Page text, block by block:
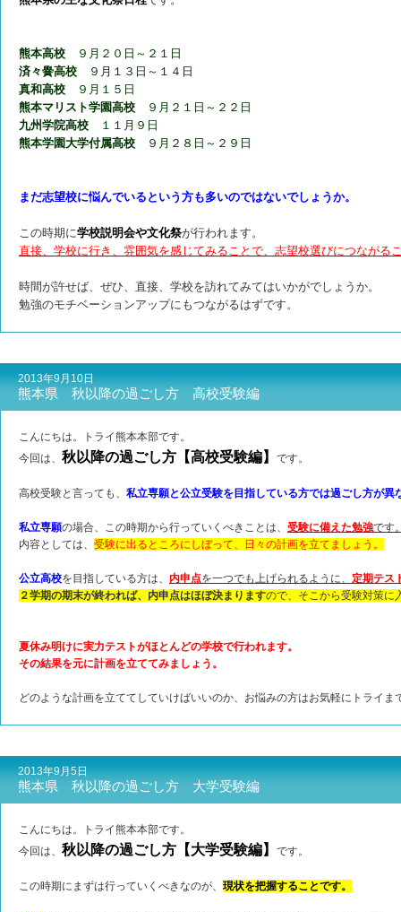
熊本高校 ９月２０日～２１日
済々黌高校 ９月１３日～１４日
真和高校 ９月１５日
熊本マリスト学園高校 ９月２１日～２２日
九州学院高校 １１月９日
熊本学園大学付属高校 ９月２８日～２９日
まだ志望校に悩んでいるという方も多いのではないでしょうか。
この時期に学校説明会や文化祭が行われます。
直接、学校に行き、雰囲気を感じてみることで、志望校選びにつながる
時間が許せば、ぜひ、直接、学校を訪れてみてはいかがでしょうか。
勉強のモチベーションアップにもつながるはずです。
2013年9月10日
熊本県 秋以降の過ごし方 高校受験編
こんにちは。トライ熊本本部です。
今回は、 秋以降の過ごし方【高校受験編】 です。
高校受験と言っても、 私立専願と公立受験を目指している方では過ごし方が異
私立専願の場合、この時期から行っていくべきことは、 受験に備えた勉強です
内容としては、 受験に出るところにしぼって、日々の計画を立てましょう。
公立高校を目指している方は、 内申点を一つでも上げられるように、 定期テス
２学期の期末が終われば、内申点はほぼ決まりますので、そこから受験対策に
夏休み明けに実力テストがほとんどの学校で行われます。
その結果を元に計画を立ててみましょう。
どのような計画を立ててしていけばいいのか、お悩みの方はお気軽にトライま
2013年9月5日
熊本県 秋以降の過ごし方 大学受験編
こんにちは。トライ熊本本部です。
今回は、 秋以降の過ごし方【大学受験編】 です。
この時期にまずは行っていくべきなのが、 現状を把握することです。